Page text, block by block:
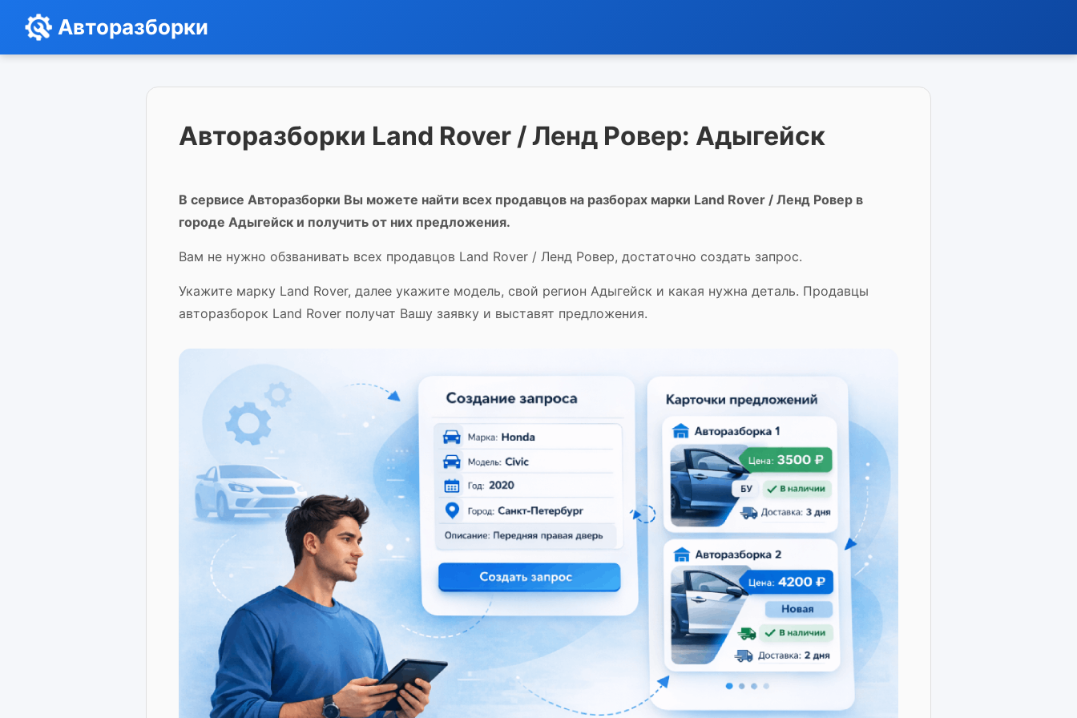
Авторазборки
Авторазборки Land Rover / Ленд Ровер: Адыгейск
В сервисе Авторазборки Вы можете найти всех продавцов на разборах марки Land Rover / Ленд Ровер в
городе Адыгейск и получить от них предложения.
Вам не нужно обзванивать всех продавцов Land Rover / Ленд Ровер, достаточно создать запрос.
Укажите марку Land Rover, далее укажите модель, свой регион Адыгейск и какая нужна деталь. Продавцы
авторазборок Land Rover получат Вашу заявку и выставят предложения.